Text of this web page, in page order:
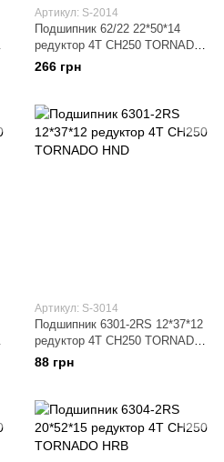
Артикул: S-2014
Подшипник 62/22 22*50*14
редуктор 4T CH250 TORNADO
KOYO
266 грн
Артикул: S-3014
Подшипник 6301-2RS 12*37*12
редуктор 4T CH250 TORNADO
HND
88 грн